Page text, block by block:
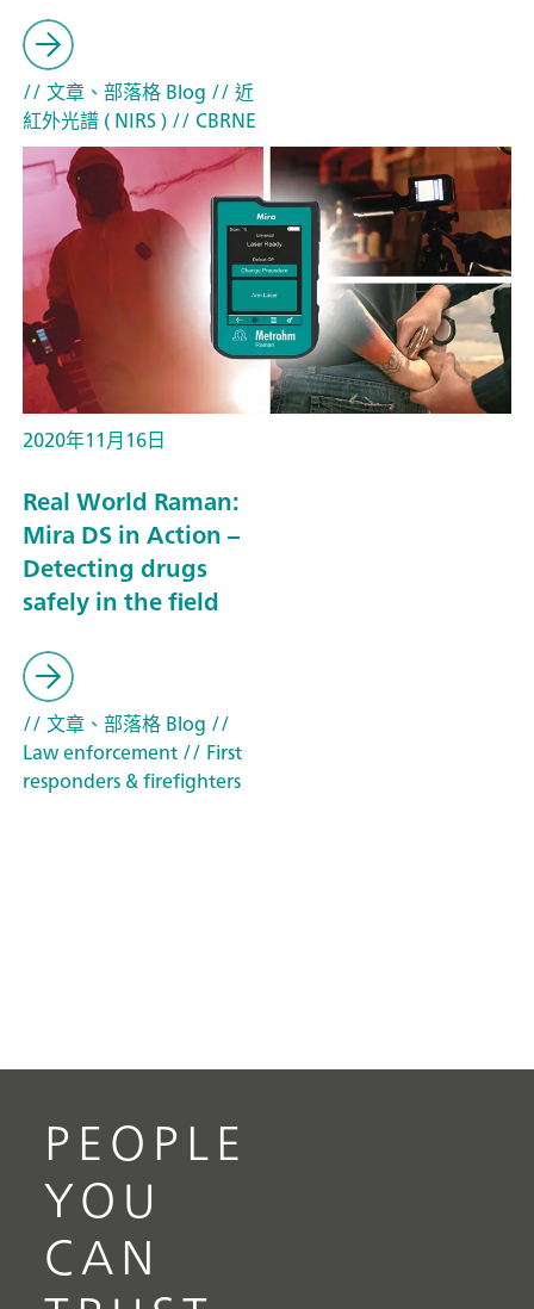
// 文章、部落格 Blog // 近
紅外光譜 ( NIRS )// CBRNE
2020年11月16日
Real World Raman:
Mira DS in Action –
Detecting drugs
safely in the field
// 文章、部落格 Blog //
Law enforcement// First
responders & firefighters
PEOPLE
YOU
CAN